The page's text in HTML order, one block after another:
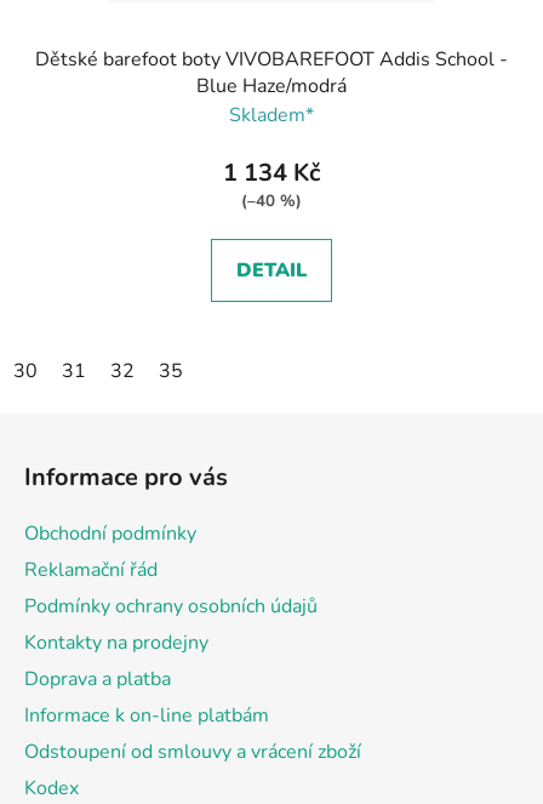
Dětské barefoot boty VIVOBAREFOOT Addis School -
Blue Haze/modrá
Skladem*
1 134 Kč
(–40 %)
DETAIL
30 31 32 35
Informace pro vás
Obchodní podmínky
Reklamační řád
Podmínky ochrany osobních údajů
Kontakty na prodejny
Doprava a platba
Informace k on-line platbám
Odstoupení od smlouvy a vrácení zboží
Kodex